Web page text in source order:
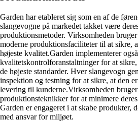
Garden har etableret sig som en af ​​de
slangevogne på markedet takket være
produktionsmetoder. Virksomheden
moderne produktionsfaciliteter til at sikre,
højeste kvalitet.Garden implementerer
kvalitetskontrolforanstaltninger for at
de højeste standarder. Hver slangevogn
inspektion og testning for at sikre, at den
levering til kunderne.Virksomheden
produktionsteknikker for at minimere
Garden er engageret i at skabe produkter,
med ansvar for miljøet.